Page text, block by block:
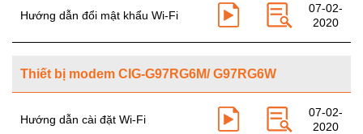
Hướng dẫn đổi mật khẩu Wi-Fi
07-02-
2020
Thiết bị modem CIG-G97RG6M/ G97RG6W
Hướng dẫn cài đặt Wi-Fi
07-02-
2020